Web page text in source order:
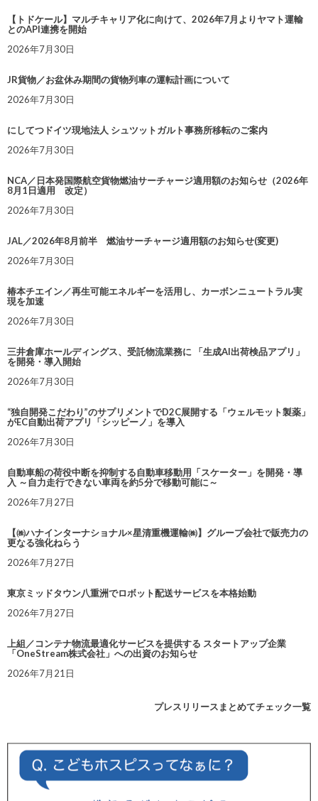
【トドケール】マルチキャリア化に向けて、2026年7月よりヤマト運輸
とのAPI連携を開始
2026年7月30日
JR貨物／お盆休み期間の貨物列車の運転計画について
2026年7月30日
にしてつドイツ現地法人 シュツットガルト事務所移転のご案内
2026年7月30日
NCA／日本発国際航空貨物燃油サーチャージ適用額のお知らせ（2026年
8月1日適用 改定）
2026年7月30日
JAL／2026年8月前半 燃油サーチャージ適用額のお知らせ(変更)
2026年7月30日
椿本チエイン／再生可能エネルギーを活用し、カーボンニュートラル実
現を加速
2026年7月30日
三井倉庫ホールディングス、受託物流業務に 「生成AI出荷検品アプリ」
を開発・導入開始
2026年7月30日
“独自開発こだわり”のサプリメントでD2C展開する「ウェルモット製薬」
がEC自動出荷アプリ「シッピーノ」を導入
2026年7月30日
自動車船の荷役中断を抑制する自動車移動用「スケーター」を開発・導
入 ～自力走行できない車両を約5分で移動可能に～
2026年7月27日
【㈱ハナインターナショナル×星清重機運輸㈱】グループ会社で販売力の
更なる強化ねらう
2026年7月27日
東京ミッドタウン八重洲でロボット配送サービスを本格始動
2026年7月27日
上組／コンテナ物流最適化サービスを提供する スタートアップ企業
「OneStream株式会社」への出資のお知らせ
2026年7月21日
プレスリリースまとめてチェック一覧